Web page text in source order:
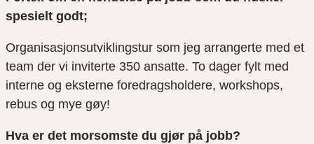
spesielt godt;
Organisasjonsutviklingstur som jeg arrangerte med et
team der vi inviterte 350 ansatte. To dager fylt med
interne og eksterne foredragsholdere, workshops,
rebus og mye gøy!
Hva er det morsomste du gjør på jobb?